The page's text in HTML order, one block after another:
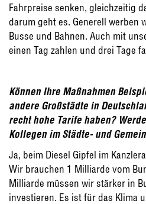
Fahrpreise senken, gleichzeitig
darum geht es. Generell werben
Busse und Bahnen. Auch mit
einen Tag zahlen und drei Tage
Können Ihre Maßnahmen
andere Großstädte in
recht hohe Tarife haben?
Kollegen im Städte- und
Ja, beim Diesel Gipfel im
Wir brauchen 1 Milliarde vom
Milliarde müssen wir stärker in
investieren. Es ist für das Klima